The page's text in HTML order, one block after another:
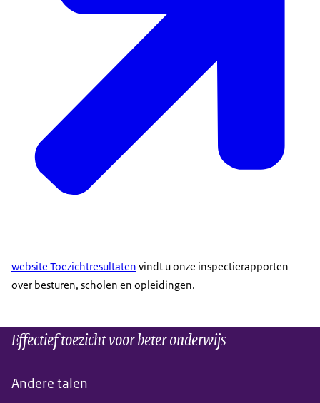
website Toezichtresultaten vindt u onze inspectierapporten
over besturen, scholen en opleidingen.
Effectief toezicht voor beter onderwijs
Andere talen